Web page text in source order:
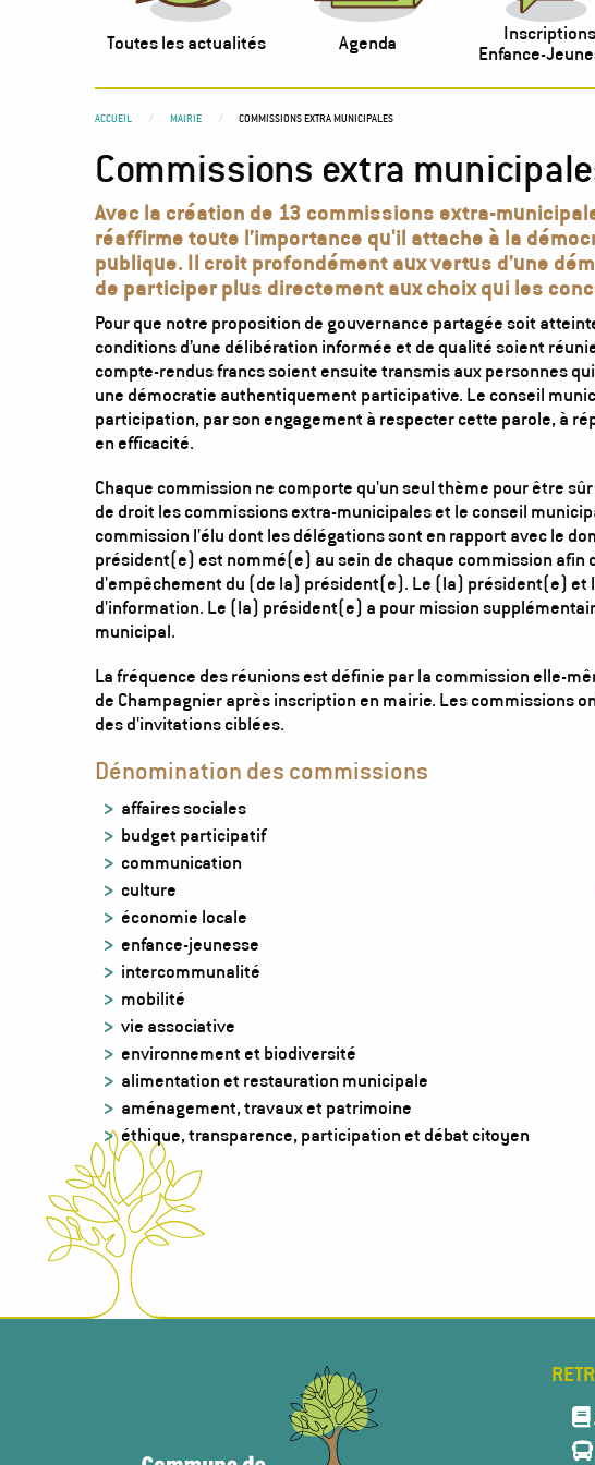
Toutes les actualités Agenda
Inscriptions
Enfance-
You
are
here
ACCUEIL MAIRIE COMMISSIONS EXTRA MUNICIPALES
Commissions extra
Avec la création de 13 commissions extra-
réaffirme toute l’importance qu'il attache à la
publique. Il croit profondément aux vertus d’une
de participer plus directement aux choix qui les
Pour que notre proposition de gouvernance partagée soit
conditions d’une délibération informée et de qualité soient
compte-rendus francs soient ensuite transmis aux personnes
une démocratie authentiquement participative. Le conseil
participation, par son engagement à respecter cette parole, à
en efficacité.
Chaque commission ne comporte qu'un seul thème pour être
de droit les commissions extra-municipales et le conseil
commission l'élu dont les délégations sont en rapport avec le
président(e) est nommé(e) au sein de chaque commission afin
d'empêchement du (de la) président(e). Le (la) président(e)
d'information. Le (la) président(e) a pour mission
municipal.
La fréquence des réunions est définie par la commission elle-
de Champagnier après inscription en mairie. Les commissions
des d'invitations ciblées.
Dénomination des commissions
affaires sociales
budget participatif
communication
culture
économie locale
enfance-jeunesse
intercommunalité
mobilité
vie associative
environnement et biodiversité
alimentation et restauration municipale
aménagement, travaux et patrimoine
éthique, transparence, participation et débat citoyen
Pied